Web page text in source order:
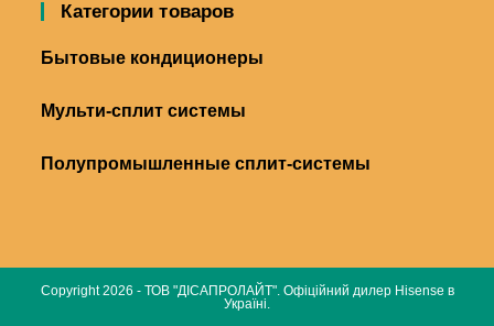
Категории товаров
Бытовые кондиционеры
Мульти-сплит системы
Полупромышленные сплит-системы
Copyright 2026 - ТОВ "ДІСАПРОЛАЙТ". Офіційний дилер Hisense в
Україні.